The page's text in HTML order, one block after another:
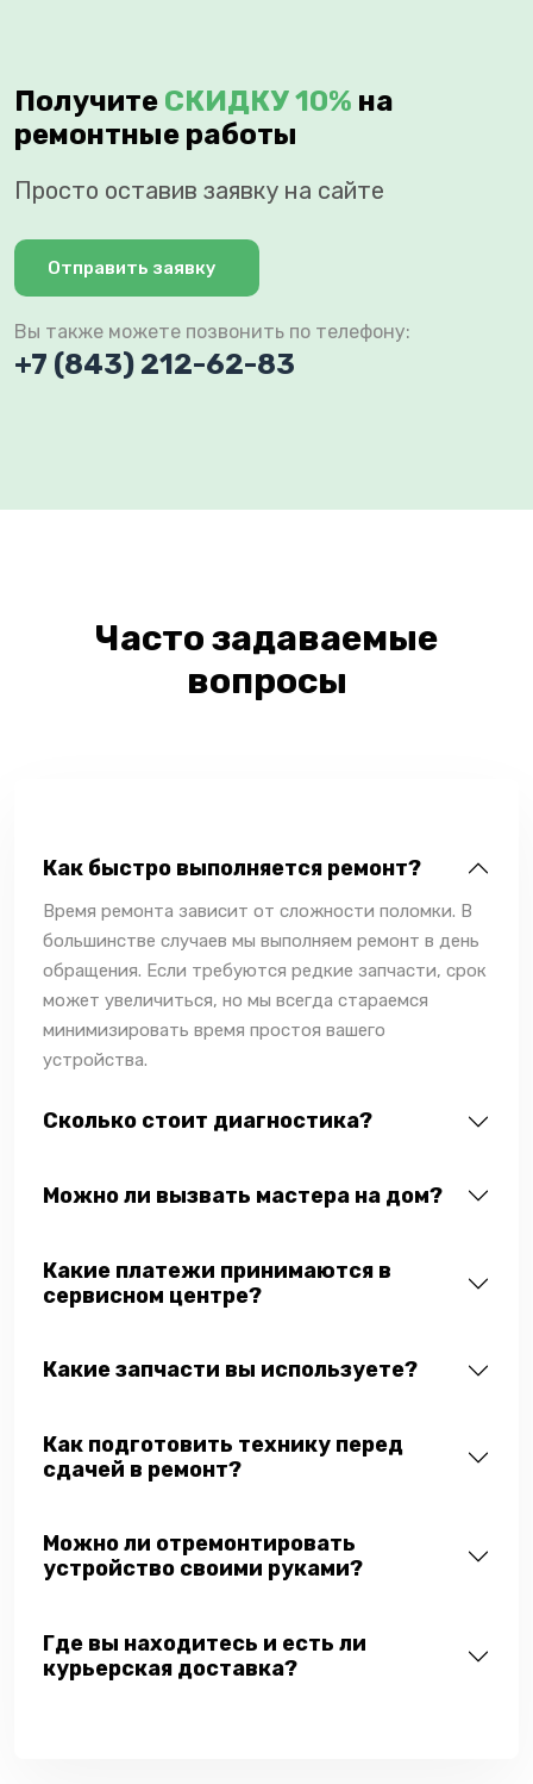
Получите СКИДКУ 10% на
ремонтные работы
Просто оставив заявку на сайте
Отправить заявку
Вы также можете позвонить по телефону:
+7 (843) 212-62-83
Часто задаваемые
вопросы
Как быстро выполняется ремонт?
Время ремонта зависит от сложности поломки. В
большинстве случаев мы выполняем ремонт в день
обращения. Если требуются редкие запчасти, срок
может увеличиться, но мы всегда стараемся
минимизировать время простоя вашего
устройства.
Сколько стоит диагностика?
Можно ли вызвать мастера на дом?
Какие платежи принимаются в
сервисном центре?
Какие запчасти вы используете?
Как подготовить технику перед
сдачей в ремонт?
Можно ли отремонтировать
устройство своими руками?
Где вы находитесь и есть ли
курьерская доставка?